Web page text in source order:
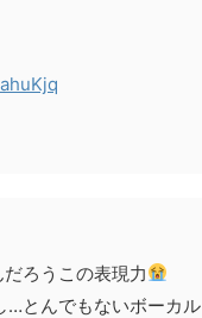
ろうこの表現力
…とんでもないボーカル